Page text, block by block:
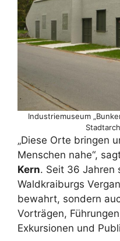
Industriemuseum
„Diese Orte bringen
Menschen nahe“,
Kern. Seit 36 Jahren
Waldkraiburgs
bewahrt, sondern
Vorträgen,
Exkursionen und